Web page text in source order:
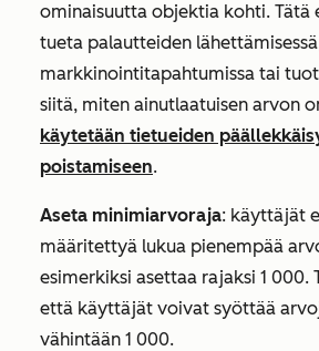
ominaisuutta objektia kohti. Tätä
tueta palautteiden
markkinointitapahtumissa tai
siitä, miten ainutlaatuisen arvon
käytetään tietueiden
poistamiseen.
Aseta minimiarvoraja: käyttäjät
määritettyä lukua pienempää
esimerkiksi asettaa rajaksi 1 000.
että käyttäjät voivat syöttää
vähintään 1 000.